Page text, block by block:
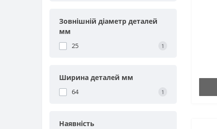
Зовнішній діаметр деталей
мм
25 1
Ширина деталей мм
64 1
Наявність